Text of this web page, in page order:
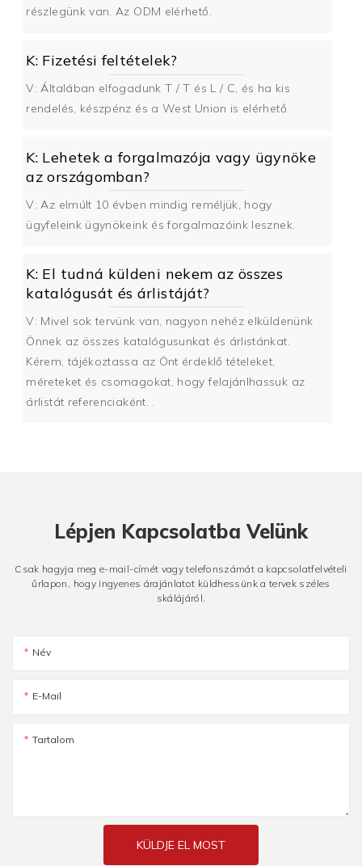
részlegünk van. Az ODM elérhető.
K: Fizetési feltételek?
V: Általában elfogadunk T / T és L / C, és ha kis
rendelés, készpénz és a West Union is elérhető.
K: Lehetek a forgalmazója vagy ügynöke
az országomban?
V: Az elmúlt 10 évben mindig reméljük, hogy
ügyfeleink ügynökeink és forgalmazóink lesznek.
K: El tudná küldeni nekem az összes
katalógusát és árlistáját?
V: Mivel sok tervünk van, nagyon nehéz elküldenünk
Önnek az összes katalógusunkat és árlistánkat.
Kérem, tájékoztassa az Önt érdeklő tételeket,
méreteket és csomagokat, hogy felajánlhassuk az
árlistát referenciaként. .
Lépjen Kapcsolatba Velünk
Csak hagyja meg e-mail-címét vagy telefonszámát a kapcsolatfelvételi
űrlapon, hogy ingyenes árajánlatot küldhessünk a tervek széles
skálájáról.
Név
E-Mail
Tartalom
KÜLDJE EL MOST